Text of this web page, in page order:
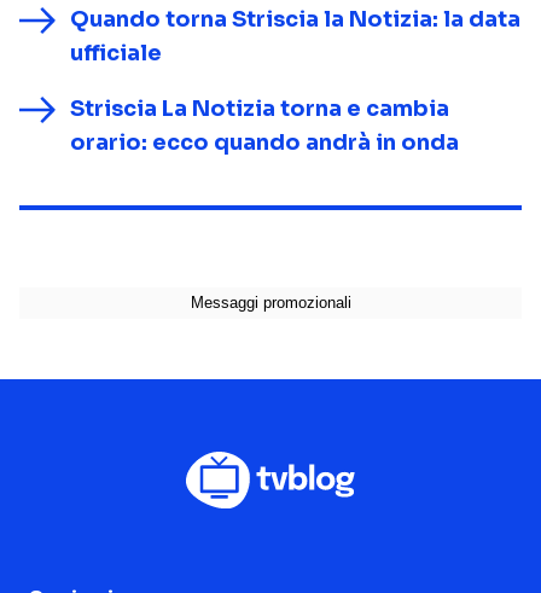
Quando torna Striscia la Notizia: la data
ufficiale
Striscia La Notizia torna e cambia
orario: ecco quando andrà in onda